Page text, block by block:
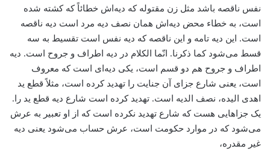
نفس ناقصه باشد مثل زن مقتوله که دیه‌اش خطائاً که کشته شده
است، به خطاء محض دیه‌اش همان نصف دیه مرد است دیه ناقصه
است. این دیه تامه و این ناقصه که دیه نفس است تقسیط به سه
قسط می‌شود کما ذکرنا. انّما الکلام در دیه اطراف و جروح است. دیه
اطراف و جروح هم دو قسم است، یکی دیه‌ای است که معروف
است، یعنی شارع جزای آن جنایت را تهدید کرده است، مثلاً قطع ید
اهدی الیده، نصف الدیه است. تهدید کرده است شارع دیه قطع ید را.
یک جزاهایی هست که شارع تهدید نکرده است که از او تعبیر به عرش
می‌شود که در موارد حکومت است، عرش حساب می‌شود یعنی دیه
غیر مقدره،